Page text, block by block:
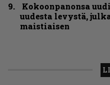
Kokoonpanonsa
uudesta levystä,
maistiaisen